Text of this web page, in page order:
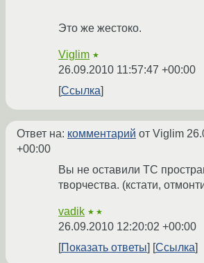
Это же жестоко.
Viglim ★
26.09.2010 11:57:47 +00:00
Ссылка
Ответ на: комментарий от Viglim
+00:00
Вы не оставили ТС
творчества. (кстати,
vadik ★★
26.09.2010 12:20:02 +00:00
Показать ответы
Ссылка